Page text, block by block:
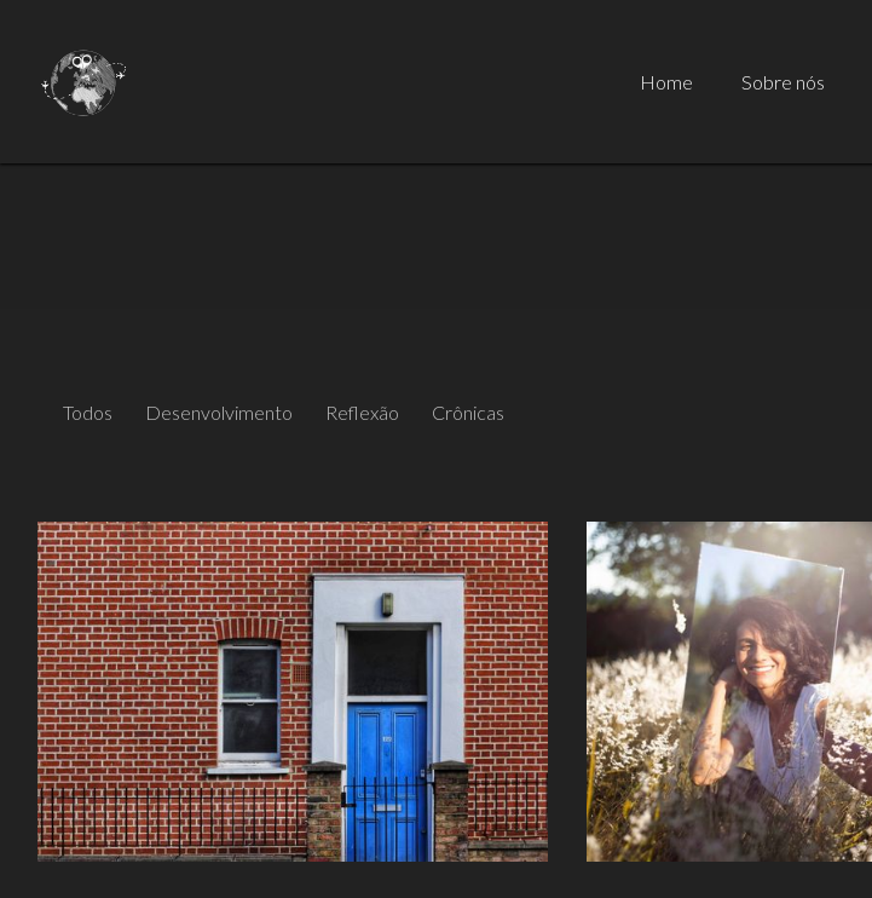
Home Sobre nós
Todos Desenvolvimento Reflexão Crônicas